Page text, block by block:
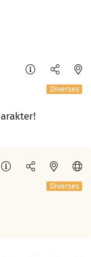
Diverses
Diverses